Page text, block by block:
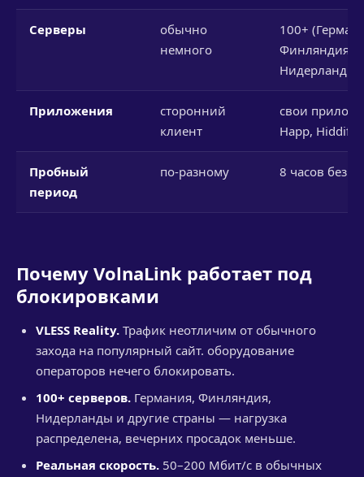
Серверы
обычно
немного
100+
Финляндия,
Нидерланды
Приложения
сторонний
клиент
свои
Happ, Hiddify
Пробный
период
по-разному 8 часов без
Почему VolnaLink работает под
блокировками
VLESS Reality. Трафик неотличим от обычного
захода на популярный сайт. оборудование
операторов нечего блокировать.
100+ серверов. Германия, Финляндия,
Нидерланды и другие страны — нагрузка
распределена, вечерних просадок меньше.
Реальная скорость. 50–200 Мбит/с в обычных